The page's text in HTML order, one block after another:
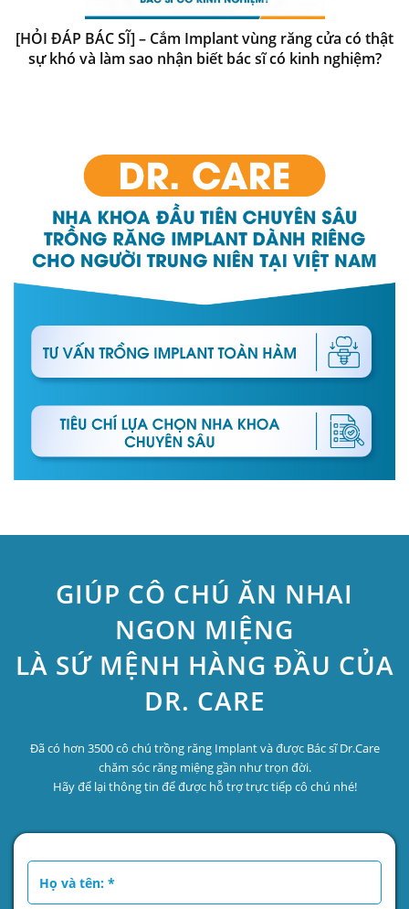
[HỎI ĐÁP BÁC SĨ] – Cắm Implant vùng răng cửa có thật
sự khó và làm sao nhận biết bác sĩ có kinh nghiệm?
GIÚP CÔ CHÚ ĂN NHAI
NGON MIỆNG
LÀ SỨ MỆNH HÀNG ĐẦU CỦA
DR. CARE
Đã có hơn 3500 cô chú trồng răng Implant và được Bác sĩ Dr.Care
chăm sóc răng miệng gần như trọn đời.
Hãy để lại thông tin để được hỗ trợ trực tiếp cô chú nhé!